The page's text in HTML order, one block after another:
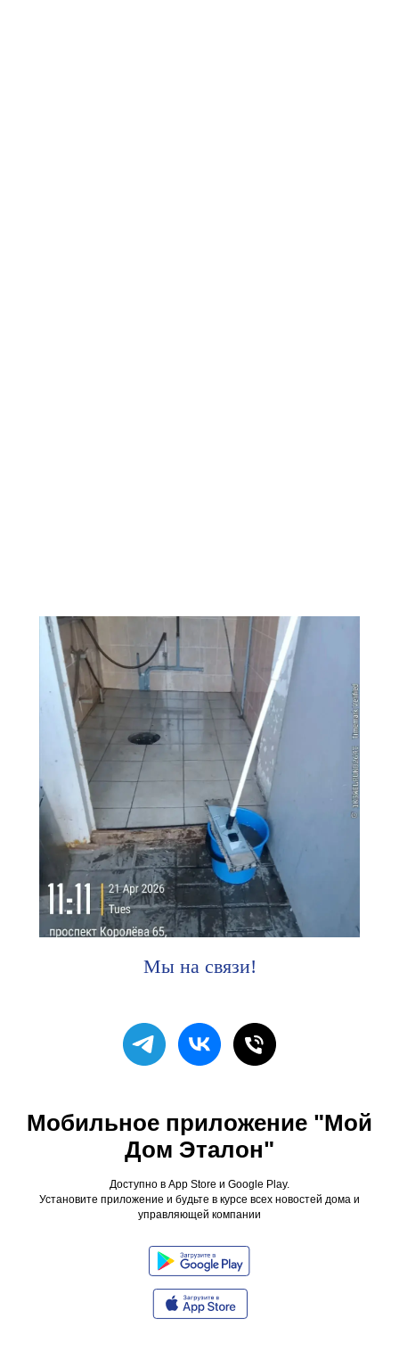
Мы на связи!
Мобильное приложение "Мой
Дом Эталон"
Доступно в App Store и Google Play.
Установите приложение и будьте в курсе всех новостей дома и
управляющей компании